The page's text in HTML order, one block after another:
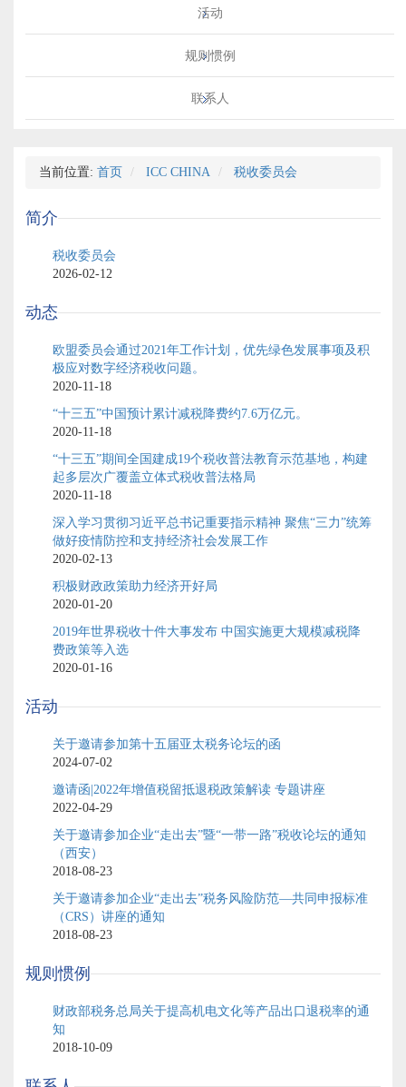
活动
规则惯例
联系人
当前位置: 首页 ICC CHINA 税收委员会
简介
税收委员会
2026-02-12
动态
欧盟委员会通过2021年工作计划，优先绿色发展事项及积
极应对数字经济税收问题。
2020-11-18
“十三五”中国预计累计减税降费约7.6万亿元。
2020-11-18
“十三五”期间全国建成19个税收普法教育示范基地，构建
起多层次广覆盖立体式税收普法格局
2020-11-18
深入学习贯彻习近平总书记重要指示精神 聚焦“三力”统筹
做好疫情防控和支持经济社会发展工作
2020-02-13
积极财政政策助力经济开好局
2020-01-20
2019年世界税收十件大事发布 中国实施更大规模减税降
费政策等入选
2020-01-16
活动
关于邀请参加第十五届亚太税务论坛的函
2024-07-02
邀请函|2022年增值税留抵退税政策解读 专题讲座
2022-04-29
关于邀请参加企业“走出去”暨“一带一路”税收论坛的通知
（西安）
2018-08-23
关于邀请参加企业“走出去”税务风险防范—共同申报标准
（CRS）讲座的通知
2018-08-23
规则惯例
财政部税务总局关于提高机电文化等产品出口退税率的通
知
2018-10-09